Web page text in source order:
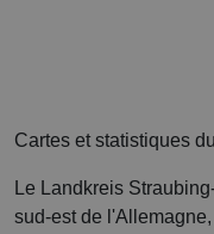
Cartes et statistiques
Le Landkreis
sud-est de